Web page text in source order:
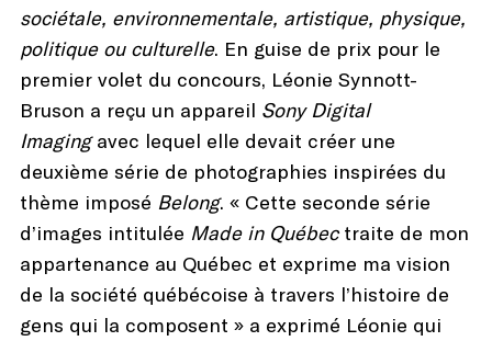
sociétale, environnementale, artistique, physique,
politique ou culturelle. En guise de prix pour le
premier volet du concours, Léonie Synnott-
Bruson a reçu un appareil Sony Digital
Imagingavec lequel elle devait créer une
deuxième série de photographies inspirées du
thème imposé Belong. « Cette seconde série
d’images intitulée Made in Québectraite de mon
appartenance au Québec et exprime ma vision
de la société québécoise à travers l’histoire de
gens qui la composent » a exprimé Léonie qui